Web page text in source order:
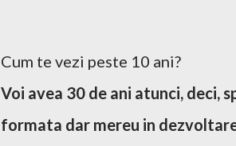
Cum te vezi peste 10 ani?
Voi avea 30 de ani atunci, deci,
formata dar mereu in